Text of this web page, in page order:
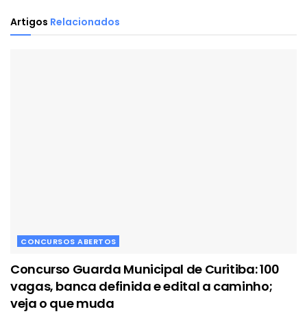
Artigos Relacionados
CONCURSOS ABERTOS
Concurso Guarda Municipal de Curitiba: 100
vagas, banca definida e edital a caminho;
veja o que muda